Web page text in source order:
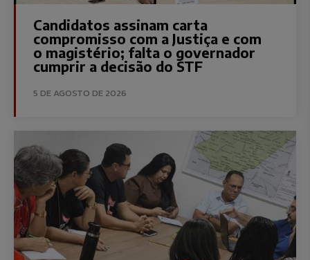
Candidatos assinam carta
compromisso com a Justiça e com
o magistério; falta o governador
cumprir a decisão do STF
5 DE AGOSTO DE 2026